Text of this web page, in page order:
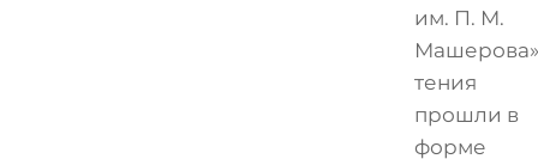
им. П. М.
тения
прошли в
форме